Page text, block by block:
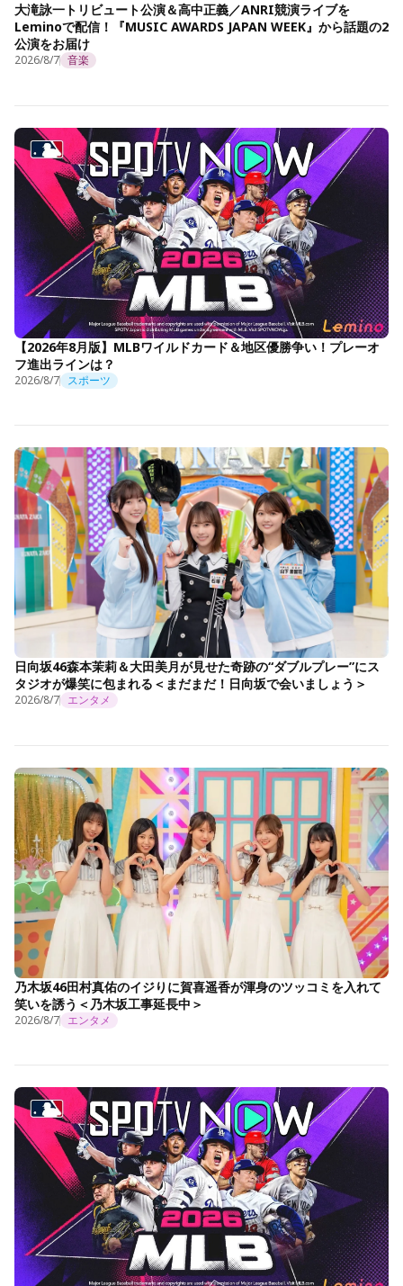
大滝詠一トリビュート公演＆高中正義／ANRI競演ライブを
Leminoで配信！『MUSIC AWARDS JAPAN WEEK』から話題の2
公演をお届け
2026/8/7 音楽
【2026年8月版】MLBワイルドカード＆地区優勝争い！プレーオ
フ進出ラインは？
2026/8/7 スポーツ
日向坂46森本茉莉＆大田美月が見せた奇跡の“ダブルプレー”にス
タジオが爆笑に包まれる＜まだまだ！日向坂で会いましょう＞
2026/8/7 エンタメ
乃木坂46田村真佑のイジりに賀喜遥香が渾身のツッコミを入れて
笑いを誘う＜乃木坂工事延長中＞
2026/8/7 エンタメ